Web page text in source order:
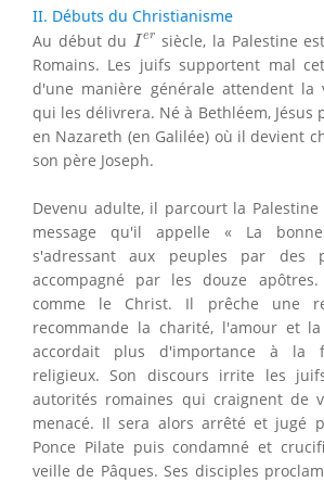
II. Débuts du Christianisme
Au début du Ier
Ier siècle, la Palestine
Romains. Les juifs supportent mal
d'une manière générale attendent la
qui les délivrera. Né à Bethléem, Jésus
en Nazareth (en Galilée) où il devient
son père Joseph.
Devenu adulte, il parcourt la
message qu'il appelle « La
s'adressant aux peuples par des
accompagné par les douze
comme le Christ. Il prêche une
recommande la charité, l'amour et
accordait plus d'importance à la
religieux. Son discours irrite les
autorités romaines qui craignent de
menacé. Il sera alors arrêté et jugé
Ponce Pilate puis condamné et
veille de Pâques. Ses disciples